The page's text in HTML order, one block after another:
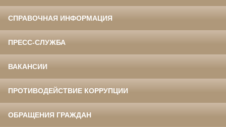
СПРАВОЧНАЯ ИНФОРМАЦИЯ
ПРЕСС-СЛУЖБА
ВАКАНСИИ
ПРОТИВОДЕЙСТВИЕ КОРРУПЦИИ
ОБРАЩЕНИЯ ГРАЖДАН